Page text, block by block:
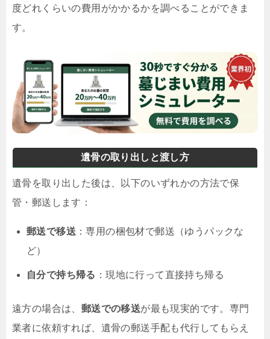
度どれくらいの費用がかかるかを調べることができま
す。
遺骨の取り出しと渡し方
遺骨を取り出した後は、以下のいずれかの方法で保
管・郵送します：
郵送で移送 ：専用の梱包材で郵送（ゆうパックな
ど）
自分で持ち帰る ：現地に行って直接持ち帰る
遠方の場合は、 郵送での移送が最も現実的です。専門
業者に依頼すれば、遺骨の郵送手配も代行してもらえ